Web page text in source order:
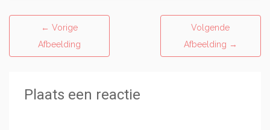
← Vorige
Afbeelding
Volgende
Afbeelding →
Plaats een reactie